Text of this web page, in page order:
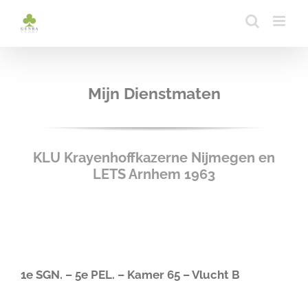
Mijn Dienstmaten
KLU Krayenhoffkazerne Nijmegen en
LETS Arnhem 1963
1e SGN. – 5e PEL. – Kamer 65 – Vlucht B